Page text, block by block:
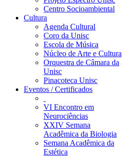
Centro Socioambiental
Cultura
Agenda Cultural
Coro da Unisc
Escola de Música
Núcleo de Arte e Cultura
Orquestra de Câmara da
Unisc
Pinacoteca Unisc
Eventos / Certificados
VI Encontro em
Neurociências
XXIV Semana
Acadêmica da Biologia
Semana Acadêmica da
Estética